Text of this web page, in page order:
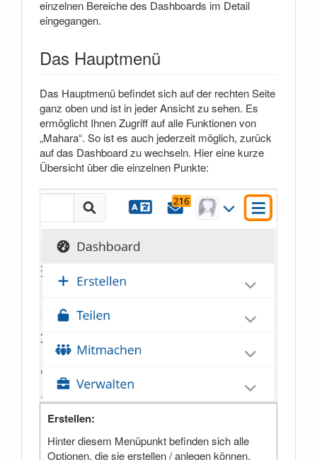
einzelnen Bereiche des Dashboards im Detail
eingegangen.
Das Hauptmenü
Das Hauptmenü befindet sich auf der rechten Seite
ganz oben und ist in jeder Ansicht zu sehen. Es
ermöglicht Ihnen Zugriff auf alle Funktionen von
„Mahara“. So ist es auch jederzeit möglich, zurück
auf das Dashboard zu wechseln. Hier eine kurze
Übersicht über die einzelnen Punkte:
Erstellen:
Hinter diesem Menüpunkt befinden sich alle
Optionen, die sie erstellen / anlegen können.